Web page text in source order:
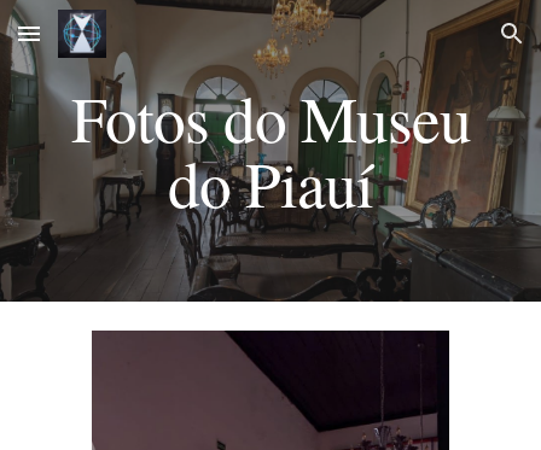
Skip to main content Skip to navigation
Fotos do Museu
do Piauí